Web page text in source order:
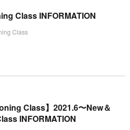
Class INFORMATION
Class
Class】2021.6〜New＆
INFORMATION